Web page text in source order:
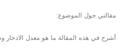
مقالتي حول الموضوع:
أشرح في هذه المقالة ما هو معدل الادخار